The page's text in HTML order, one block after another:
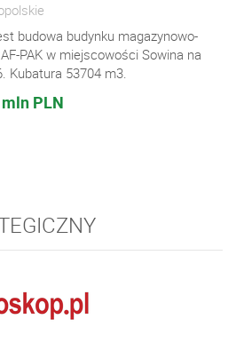
budowa budynku magazynowo-
PAK w miejscowości Sowina na
Kubatura 53704 m3.
PLN